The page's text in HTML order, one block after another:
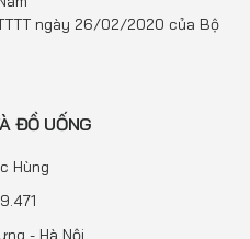
ngày 26/02/2020 của Bộ
ĐỒ UỐNG
Hùng
- Hà Nội